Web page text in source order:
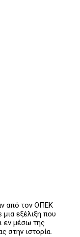
από τον ΟΠΕΚ
εξέλιξη που
εν μέσω της
στην ιστορία.